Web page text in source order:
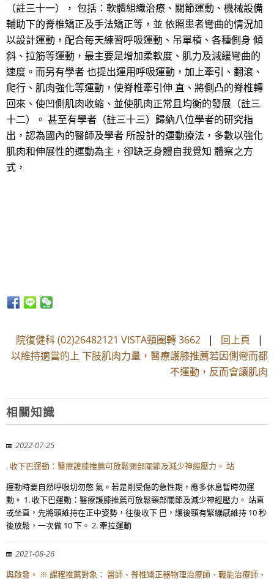
（註三十一）， 包括：軟體組織治療、關節運動、機械設備
輔助下的脊椎矯正及手法矯正等，並 依照患者彎曲的情況加
以設計運動，配合每天練習呼吸運動、吊單槓、各種側身 傾
斜、拉筋等運動，最主要是增加柔軟度、肌力及減緩彎曲的
速度。而另有學者 也提出運用呼吸運動，加上牽引、翻滾、
爬行、肌肉強化等運動，使脊椎牽引伸 直、將側凸的脊椎轉
回來、使凹側肌肉收縮、並使肌肉正常且均衡的發展（註三
十二）。 甚至有學者（註三十三）歸納八位學者的研究指
出，認為國內的醫師及學者 所設計的運動療法，多數以強化
肌肉和伸展性的運動為主，卻缺乏身體自我覺知 體察之方
式，
院復健科 (02)26482121 VISTA頸圈轉 3662 | 回上頁 |
以維持適當的上 下肢肌肉力量，醫療護膝推薦若因側彎而都
不運動，反而會讓肌肉
相關知識
2022-07-25
. 收下巴運動：醫療護膝推薦可放鬆頸部關節及減少神經壓力。 站
運動時要自然呼吸切勿憋 氣。若是剛受傷的急性期，應多休息暫時勿運
動。 1. 收下巴運動：醫療護膝推薦可放鬆頸部關節及減少神經壓力。 站直
或坐直，先將頭維持在正中姿勢，往後收下 巴，讓後頸有緊繃感維持 10 秒
後放鬆，一次做 10 下。 2. 牽拉運動
2021-08-26
與啟發。 ※ 課程推薦對象： 醫師、脊椎矯正器物理治療師、職能治療師、